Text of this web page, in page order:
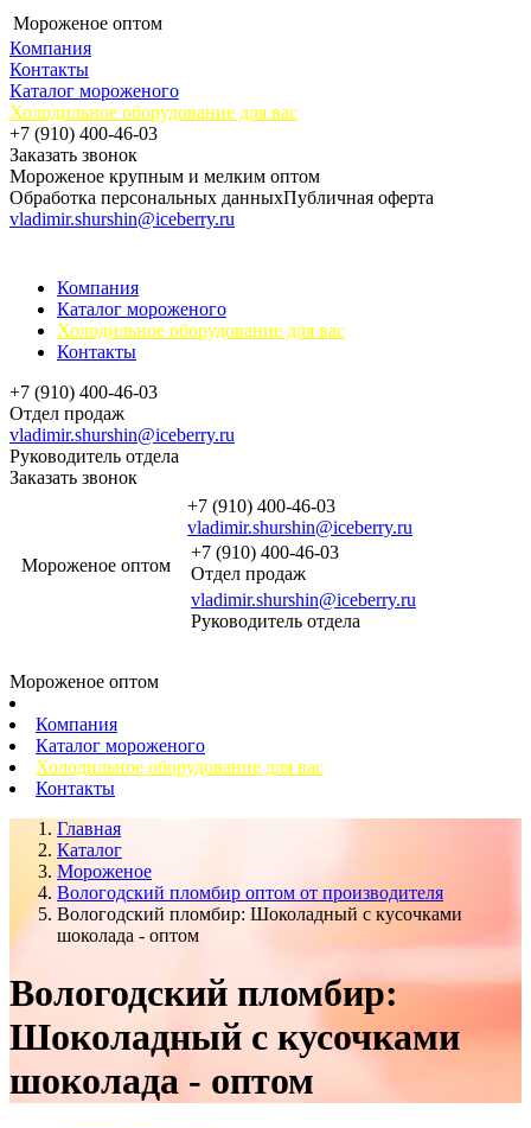
Мороженое оптом
Компания
Контакты
Каталог мороженого
Холодильное оборудование для вас
+7 (910) 400-46-03
Заказать звонок
Мороженое крупным и мелким оптом
Обработка персональных данныхПубличная оферта
vladimir.shurshin@iceberry.ru
Компания
Каталог мороженого
Холодильное оборудование для вас
Контакты
+7 (910) 400-46-03
Отдел продаж
vladimir.shurshin@iceberry.ru
Руководитель отдела
Заказать звонок
Мороженое оптом
+7 (910) 400-46-03
vladimir.shurshin@iceberry.ru
+7 (910) 400-46-03
Отдел продаж
vladimir.shurshin@iceberry.ru
Руководитель отдела
Мороженое оптом
Компания
Каталог мороженого
Холодильное оборудование для вас
Контакты
Главная
Каталог
Мороженое
Вологодский пломбир оптом от производителя
Вологодский пломбир: Шоколадный с кусочками
шоколада - оптом
Вологодский пломбир:
Шоколадный с кусочками
шоколада - оптом